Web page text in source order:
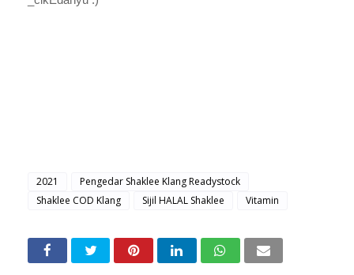
2021
Pengedar Shaklee Klang Readystock
Shaklee COD Klang
Sijil HALAL Shaklee Vitamin